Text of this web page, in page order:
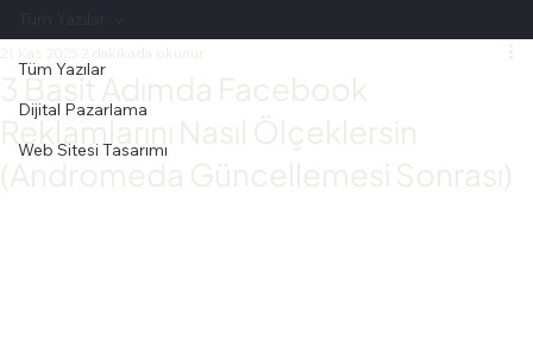
Tüm Yazılar
Dijital Pazarlama
Web Sitesi Tasarımı
3 Basit Adımda Facebook
Reklamlarını Nasıl Ölçeklersin
(Andromeda Güncellemesi Sonrası)
21 Kas 2025 2 dakikada okunur